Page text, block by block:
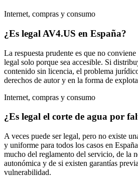
Internet, compras y consumo
¿Es legal AV4.US en España?
La respuesta prudente es que no
legal solo porque sea accesible. Si
contenido sin licencia, el problema
derechos de autor y en la forma de
Internet, compras y consumo
¿Es legal el corte de agua por
A veces puede ser legal, pero no existe
y uniforme para todos los casos en
mucho del reglamento del servicio, de la
autonómica y de si existen garantías
vulnerabilidad.